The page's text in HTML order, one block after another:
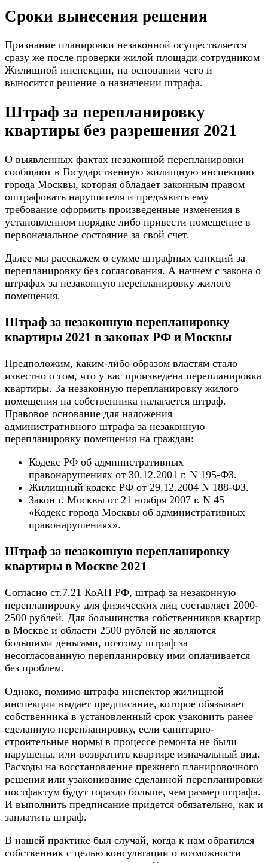
Сроки вынесения решения
Признание планировки незаконной осуществляется
сразу же после проверки жилой площади сотрудником
Жилищной инспекции, на основании чего и
выносится решение о назначении штрафа.
Штраф за перепланировку
квартиры без разрешения 2021
О выявленных фактах незаконной перепланировки
сообщают в Государственную жилищную инспекцию
города Москвы, которая обладает законным правом
оштрафовать нарушителя и предъявить ему
требование оформить произведенные изменения в
установленном порядке либо привести помещение в
первоначальное состояние за свой счет.
Далее мы расскажем о сумме штрафных санкций за
перепланировку без согласования. А начнем с закона о
штрафах за незаконную перепланировку жилого
помещения.
Штраф за незаконную перепланировку
квартиры 2021 в законах РФ и Москвы
Предположим, каким-либо образом властям стало
известно о том, что у вас произведена перепланировка
квартиры. За незаконную перепланировку жилого
помещения на собственника налагается штраф.
Правовое основание для наложения
административного штрафа за незаконную
перепланировку помещения на граждан:
Кодекс РФ об административных
правонарушениях от 30.12.2001 г. N 195-ФЗ.
Жилищный кодекс РФ от 29.12.2004 N 188-ФЗ.
Закон г. Москвы от 21 ноября 2007 г. N 45
«Кодекс города Москвы об административных
правонарушениях».
Штраф за незаконную перепланировку
квартиры в Москве 2021
Согласно ст.7.21 КоАП РФ, штраф за незаконную
перепланировку для физических лиц составляет 2000-
2500 рублей. Для большинства собственников квартир
в Москве и области 2500 рублей не являются
большими деньгами, поэтому штраф за
несогласованную перепланировку ими оплачивается
без проблем.
Однако, помимо штрафа инспектор жилищной
инспекции выдает предписание, которое обязывает
собственника в установленный срок узаконить ранее
сделанную перепланировку, если санитарно-
строительные нормы в процессе ремонта не были
нарушены, или возвратить квартире изначальный вид.
Расходы на восстановление прежнего планировочного
решения или узаконивание сделанной перепланировки
постфактум будут гораздо больше, чем размер штрафа.
И выполнить предписание придется обязательно, как и
заплатить штраф.
В нашей практике был случай, когда к нам обратился
собственник с целью консультации о возможности